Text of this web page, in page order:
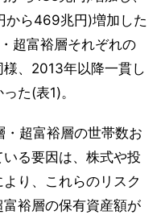
から469兆円)増加した
超富裕層それぞれの
、2013年以降一貫し
た(表1)。
超富裕層の世帯数お
る要因は、株式や投
り、これらのリスク
裕層の保有資産額が